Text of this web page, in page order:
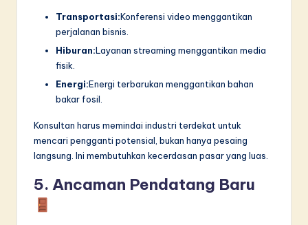
Transportasi:Konferensi video menggantikan
perjalanan bisnis.
Hiburan:Layanan streaming menggantikan media
fisik.
Energi:Energi terbarukan menggantikan bahan
bakar fosil.
Konsultan harus memindai industri terdekat untuk
mencari pengganti potensial, bukan hanya pesaing
langsung. Ini membutuhkan kecerdasan pasar yang luas.
5. Ancaman Pendatang Baru